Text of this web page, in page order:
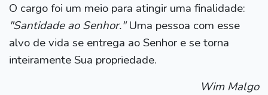
O cargo foi um meio para atingir uma finalidade:
"Santidade ao Senhor."Uma pessoa com esse
alvo de vida se entrega ao Senhor e se torna
inteiramente Sua propriedade.
Wim Malgo